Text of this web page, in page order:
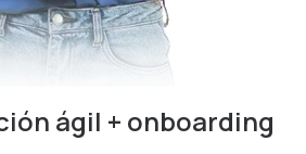
ágil + onboarding